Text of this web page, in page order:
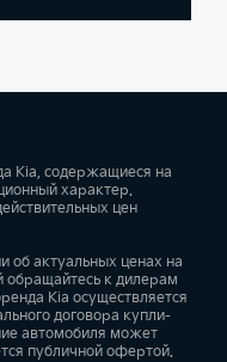
Kia, содержащиеся на
характер.
цен
об актуальных ценах на
обращайтесь к дилерам
Kia осуществляется
договора купли-
автомобиля может
публичной офертой.